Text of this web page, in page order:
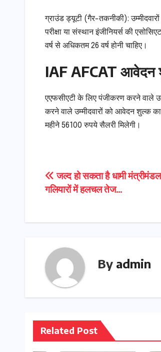
ग्राउंड ड्यूटी (गैर-तकनीकी):
परीक्षा या संस्थान इंजीनियर्स की
वर्ष से अधिकतम 26 वर्ष होनी चाहिए।
IAF AFCAT आवेदन
एएफसीएटी के लिए पंजीकरण करने वाले
करने वाले उम्मीदवारों को आवेदन शुल्क
महीने 56100 रुपये सैलरी मिलेगी।
Post
navigation
जल्द हो सकता है धामी
गलियारों में हलचल तेज…
By admin
Related Post